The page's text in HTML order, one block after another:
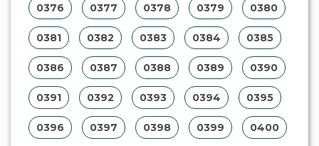
0376 0377 0378 0379 0380
0381 0382 0383 0384 0385
0386 0387 0388 0389 0390
0391 0392 0393 0394 0395
0396 0397 0398 0399 0400